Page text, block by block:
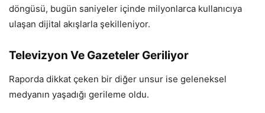
döngüsü, bugün saniyeler içinde milyonlarca kullanıcıya
ulaşan dijital akışlarla şekilleniyor.
Televizyon Ve Gazeteler Geriliyor
Raporda dikkat çeken bir diğer unsur ise geleneksel
medyanın yaşadığı gerileme oldu.